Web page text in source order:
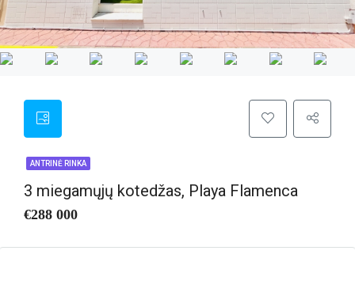
ANTRINĖ RINKA
3 miegamųjų kotedžas, Playa Flamenca
€288 000